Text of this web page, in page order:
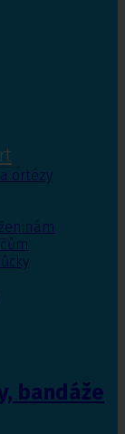
ortézy
bandáže